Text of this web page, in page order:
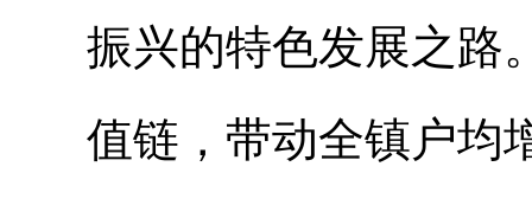
振兴的特色发展之路
值链，带动全镇户均